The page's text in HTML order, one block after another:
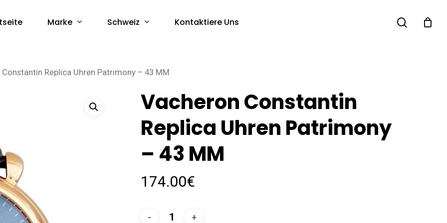
Marke Schweiz Kontaktiere Uns search
Replica Uhren Patrimony – 43 MM
Vacheron Constantin
Replica Uhren Patrimony
– 43 MM
174.00€